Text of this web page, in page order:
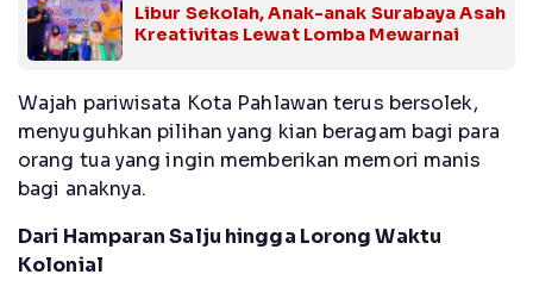
Libur Sekolah, Anak-anak Surabaya Asah
Kreativitas Lewat Lomba Mewarnai
Wajah pariwisata Kota Pahlawan terus bersolek,
menyuguhkan pilihan yang kian beragam bagi para
orang tua yang ingin memberikan memori manis
bagi anaknya.
Dari Hamparan Salju hingga Lorong Waktu
Kolonial